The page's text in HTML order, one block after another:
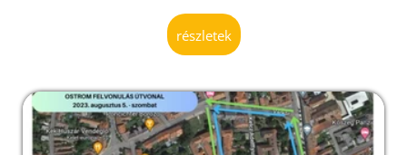
részletek